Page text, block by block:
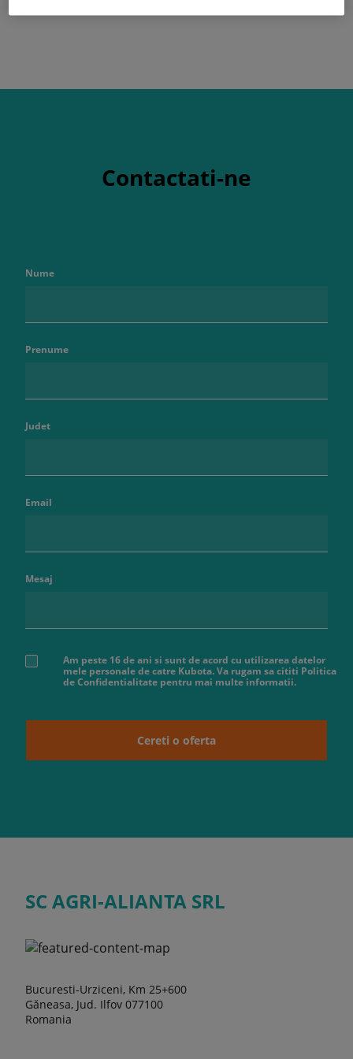
Contactati-ne
Nume
Prenume
Judet
Email
Mesaj
Am peste 16 de ani si sunt de acord cu utilizarea datelor
mele personale de catre Kubota. Va rugam sa cititi Politica
de Confidentialitate pentru mai multe informatii.
Cereti o oferta
SC AGRI-ALIANTA SRL
Bucuresti-Urziceni, Km 25+600
Găneasa, Jud. Ilfov 077100
Romania